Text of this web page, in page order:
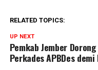
RELATED TOPICS:
UP NEXT
Pemkab Jember
Perkades APBDes